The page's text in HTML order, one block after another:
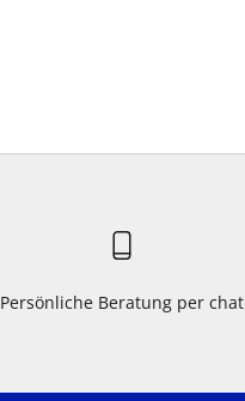
Persönliche Beratung per chat